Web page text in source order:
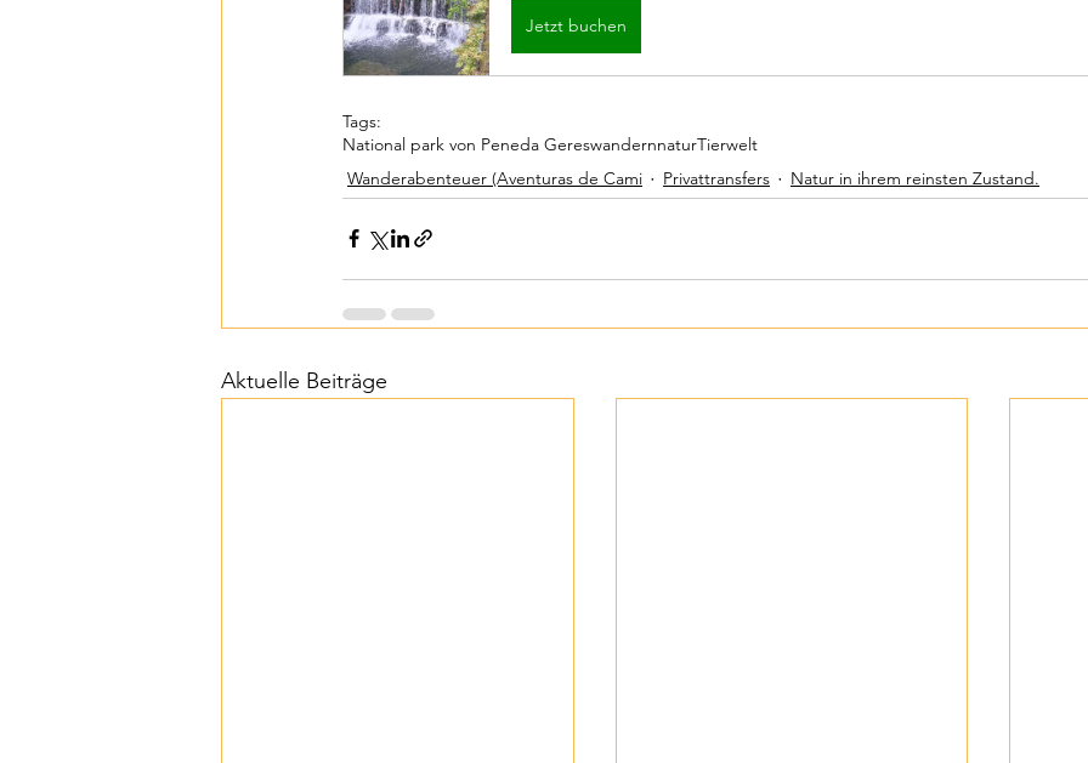
Jetzt buchen
Tags:
National park von Peneda GereswandernnaturTierwelt
Wanderabenteuer (Aventuras de Cami
Privattransfers Natur in ihrem reinsten Zustand.
Aktuelle Beiträge